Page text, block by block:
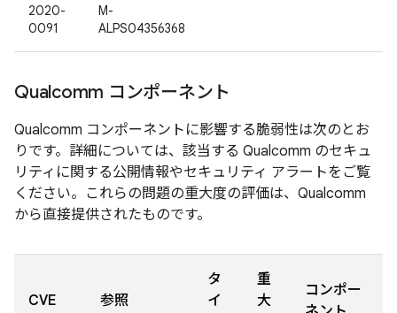
2020-
0091
M-
ALPS04356368
Qualcomm コンポーネント
Qualcomm コンポーネントに影響する脆弱性は次のとお
りです。詳細については、該当する Qualcomm のセキュ
リティに関する公開情報やセキュリティ アラートをご覧
ください。これらの問題の重大度の評価は、Qualcomm
から直接提供されたものです。
CVE 参照
タ
イ
重
大
コンポー